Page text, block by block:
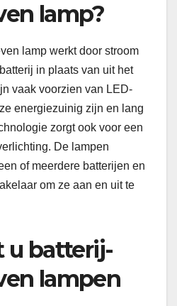
lamp?
lamp werkt door stroom
in plaats van uit het
vaak voorzien van LED-
energiezuinig zijn en lang
zorgt ook voor een
De lampen
of meerdere batterijen en
om ze aan en uit te
u batterij-
lampen